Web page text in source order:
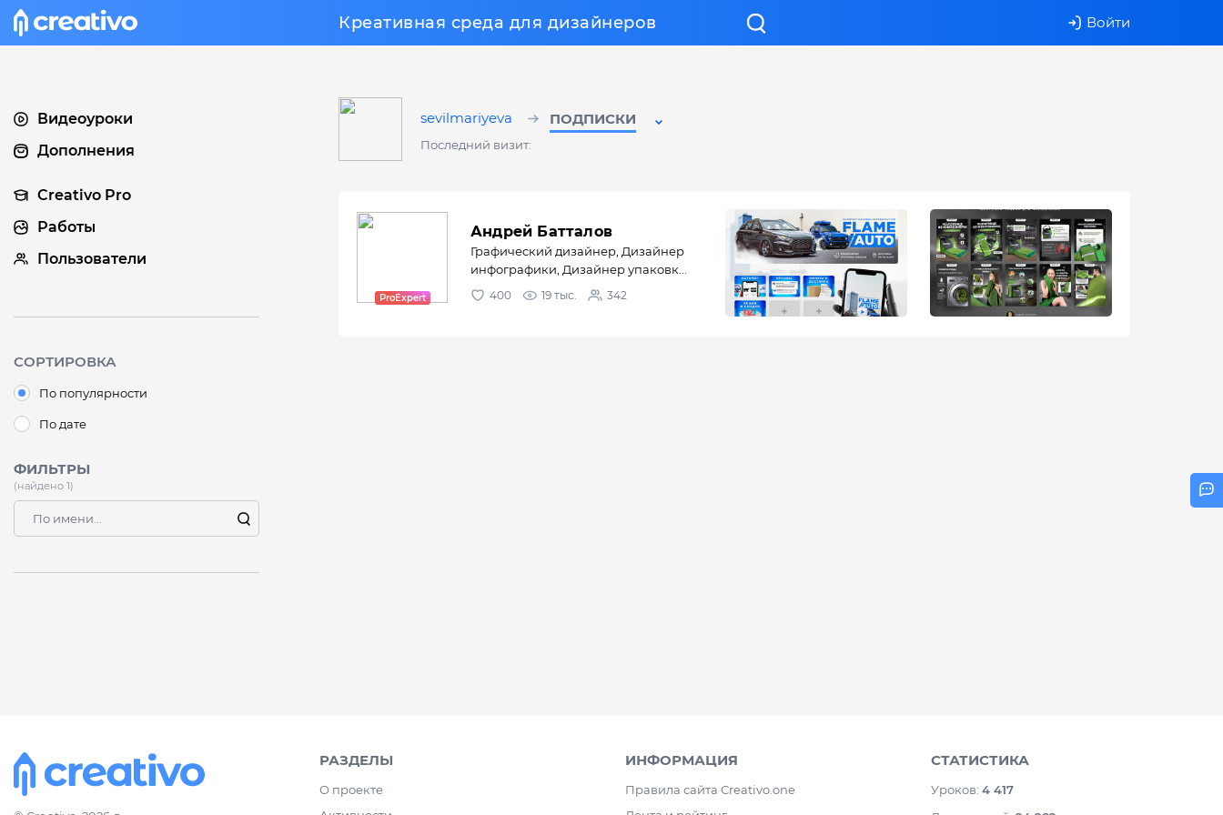
Креативная среда для дизайнеров Войти
sevilmariyeva
Последний визит:
ПОДПИСКИ
Андрей Батталов
Графический дизайнер, Дизайнер
инфографики, Дизайнер упаковк...
400 19 тыс. 342
Видеоуроки
Дополнения
Creativo Pro
Работы
Пользователи
СОРТИРОВКА
По популярности
По дате
ФИЛЬТРЫ
(найдено 1)
РАЗДЕЛЫ
О проекте
ИНФОРМАЦИЯ
Правила сайта Creativo.one
СТАТИСТИКА
Уроков: 4 417